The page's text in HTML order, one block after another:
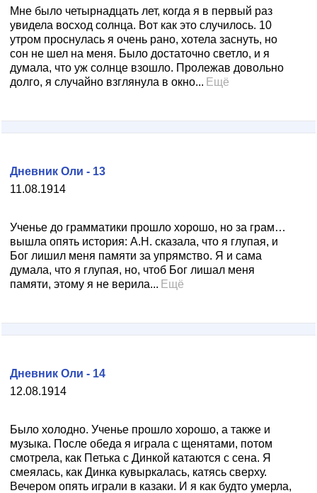
Мне было четырнадцать лет, когда я в первый раз
увидела восход солнца. Вот как это случилось. 10
утром проснулась я очень рано, хотела заснуть, но
сон не шел на меня. Было достаточно светло, и я
думала, что уж солнце взошло. Пролежав довольно
долго, я случайно взглянула в окно... Ещё
11.08.1914
Дневник Оли - 13
Ученье до грамматики прошло хорошо, но за грам…
вышла опять история: А.Н. сказала, что я глупая, и
Бог лишил меня памяти за упрямство. Я и сама
думала, что я глупая, но, чтоб Бог лишал меня
памяти, этому я не верила... Ещё
12.08.1914
Дневник Оли - 14
Было холодно. Ученье прошло хорошо, а также и
музыка. После обеда я играла с щенятами, потом
смотрела, как Петька с Динкой катаются с сена. Я
смеялась, как Динка кувыркалась, катясь сверху.
Вечером опять играли в казаки. И я как будто умерла,